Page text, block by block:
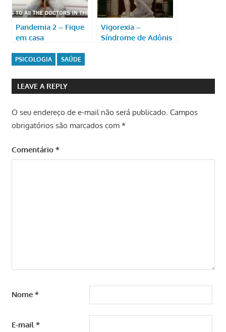
Pandemia 2 – Fique
em casa
Vigorexia –
Síndrome de Adônis
PSICOLOGIA SAÚDE
LEAVE A REPLY
O seu endereço de e-mail não será publicado. Campos
obrigatórios são marcados com *
Comentário *
Nome *
E-mail*